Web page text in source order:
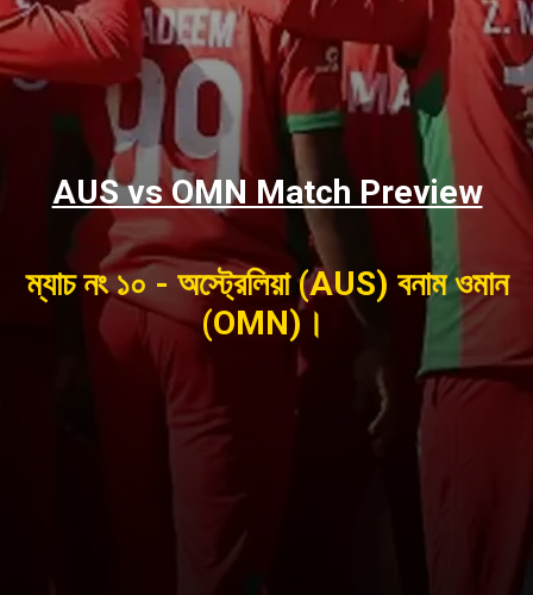
AUS vs OMN Match Preview
ম্যাচ নং ১০ - অস্ট্রেলিয়া (AUS) বনাম ওমান
(OMN)।